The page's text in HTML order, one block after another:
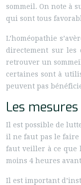
sommeil. On note à
qui sont tous
L’homéopathie
directement sur les
retrouver un
certaines sont à
peuvent pas
Les
Il est possible de
il ne faut pas le faire
faut veiller à ce que
moins 4 heures
Il est important